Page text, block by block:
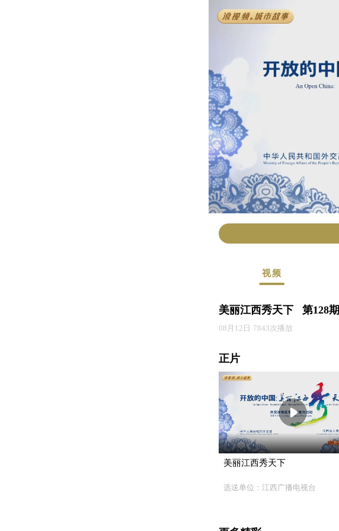
视频
美丽江西秀天下 第128期
08月12日·7843次播放
正片
美丽江西秀天下
选送单位：江西广播电视台